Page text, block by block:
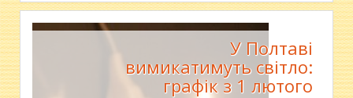
У Полтаві
вимикатимуть світло:
графік з 1 лютого